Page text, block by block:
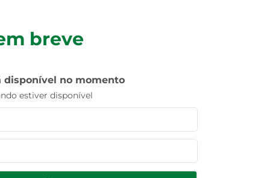
breve
disponível no momento
estiver disponível